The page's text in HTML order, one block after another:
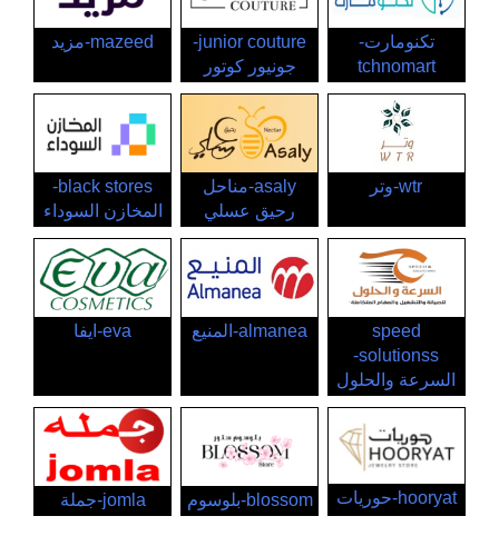
تكنومارت-
tchnomart
junior couture-
جونيور كوتور
mazeed-مزيد
wtr-وتر
asaly-مناحل
رحيق عسلي
black stores-
المخازن السوداء
speed
solutionss-
السرعة والحلول
almanea-المنيع eva-ايفا
hooryat-حوريات blossom-بلوسوم jomla-جملة